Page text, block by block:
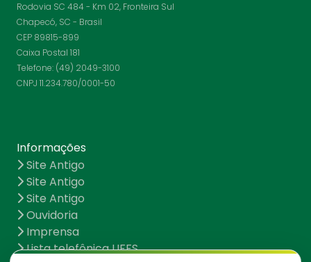
Rodovia SC 484 - Km 02, Fronteira Sul
Chapecó, SC - Brasil
CEP 89815-899
Caixa Postal 181
Telefone: (49) 2049-3100
CNPJ 11.234.780/0001-50
Informações
Site Antigo
Site Antigo
Site Antigo
Ouvidoria
Imprensa
Lista telefônica UFFS